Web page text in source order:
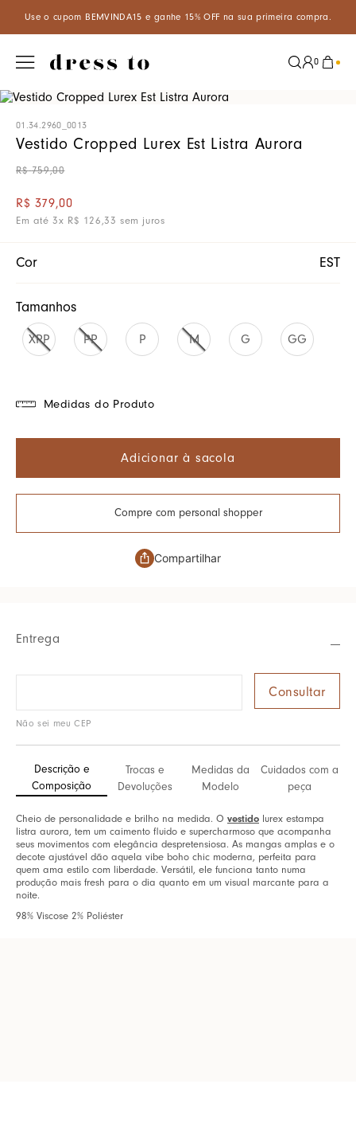
BEMVINDA15 e ganhe 15% OFF na sua primeira compra.
0
01.34.2960_0013
Vestido Cropped Lurex Est Listra Aurora
R$ 759,00
R$ 379,00
Em até3x R$ 126 ,33 sem juros
Cor EST
Tamanhos
XPP PP P M G GG
Medidas do Produto
Adicionar à sacola
Compre com personal shopper
Compartilhar
Entrega
Não sei meu CEP
Descrição e
Composição
Trocas e
Devoluções
Medidas da
Modelo
Cuidados com a
peça
Cheio de personalidade e brilho na medida. O vestido lurex estampa
listra aurora, tem um caimento fluido e supercharmoso que acompanha
seus movimentos com elegância despretensiosa. As mangas amplas e o
decote ajustável dão aquela vibe boho chic moderna, perfeita para
quem ama estilo com liberdade. Versátil, ele funciona tanto numa
produção mais fresh para o dia quanto em um visual marcante para a
noite.
98% Viscose 2% Poliéster